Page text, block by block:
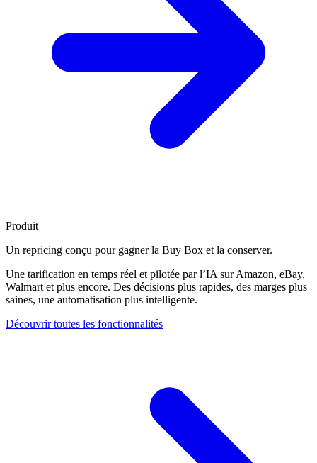
Produit
Un repricing conçu pour gagner la Buy Box et la conserver.
Une tarification en temps réel et pilotée par l’IA sur Amazon, eBay,
Walmart et plus encore. Des décisions plus rapides, des marges plus
saines, une automatisation plus intelligente.
Découvrir toutes les fonctionnalités